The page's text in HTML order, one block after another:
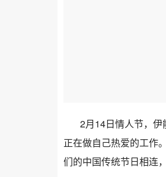
2月14日情人节，
正在做自己热爱的工作
们的中国传统节日相连